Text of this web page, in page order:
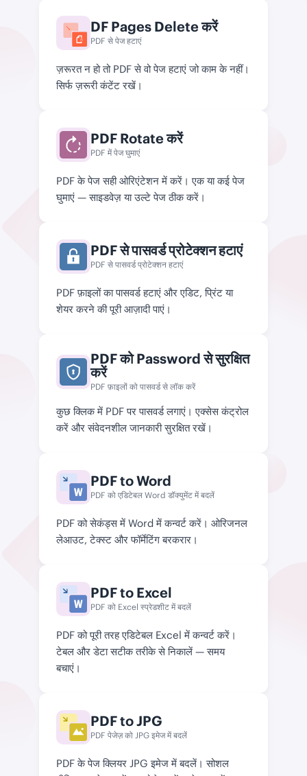
DF Pages Delete करें
PDF से पेज हटाएं
ज़रूरत न हो तो PDF से वो पेज हटाएं जो काम के नहीं।
सिर्फ ज़रूरी कंटेंट रखें।
PDF Rotate करें
PDF में पेज घुमाएं
PDF के पेज सही ओरिएंटेशन में करें। एक या कई पेज
घुमाएं — साइडवेज़ या उल्टे पेज ठीक करें।
PDF से पासवर्ड प्रोटेक्शन हटाएं
PDF से पासवर्ड प्रोटेक्शन हटाएं
PDF फ़ाइलों का पासवर्ड हटाएं और एडिट, प्रिंट या
शेयर करने की पूरी आज़ादी पाएं।
PDF को Password से सुरक्षित
करें
PDF फ़ाइलों को पासवर्ड से लॉक करें
कुछ क्लिक में PDF पर पासवर्ड लगाएं। एक्सेस कंट्रोल
करें और संवेदनशील जानकारी सुरक्षित रखें।
PDF to Word
PDF को एडिटेबल Word डॉक्युमेंट में बदलें
PDF को सेकंड्स में Word में कन्वर्ट करें। ओरिजनल
लेआउट, टेक्स्ट और फॉर्मेटिंग बरकरार।
PDF to Excel
PDF को Excel स्प्रेडशीट में बदलें
PDF को पूरी तरह एडिटेबल Excel में कन्वर्ट करें।
टेबल और डेटा सटीक तरीके से निकालें — समय
बचाएं।
PDF to JPG
PDF पेजेज़ को JPG इमेज में बदलें
PDF के पेज क्लियर JPG इमेज में बदलें। सोशल